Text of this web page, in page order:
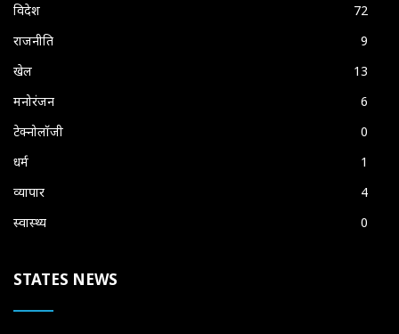
विदेश
72
राजनीति
9
खेल
13
मनोरंजन
6
टेक्नोलॉजी
0
धर्म
1
व्यापार
4
स्वास्थ्य
0
STATES NEWS